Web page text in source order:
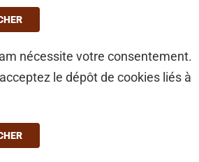
nécessite votre consentement.
le dépôt de cookies liés à